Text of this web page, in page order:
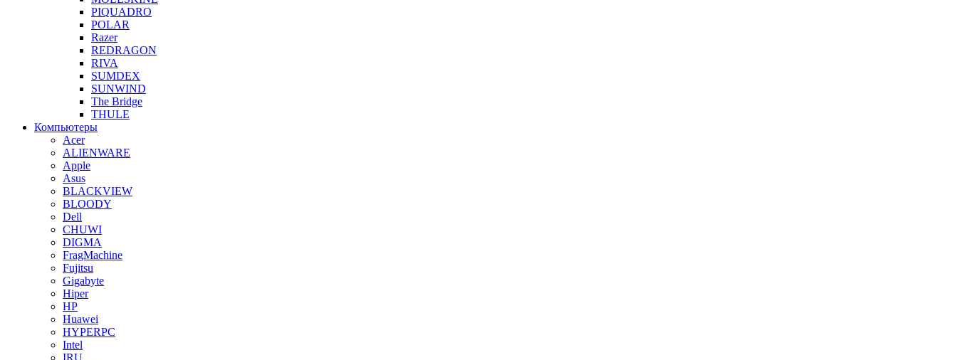
PIQUADRO
POLAR
Razer
REDRAGON
RIVA
SUMDEX
SUNWIND
The Bridge
THULE
Компьютеры
Acer
ALIENWARE
Apple
Asus
BLACKVIEW
BLOODY
Dell
CHUWI
DIGMA
FragMachine
Fujitsu
Gigabyte
Hiper
HP
Huawei
HYPERPC
Intel